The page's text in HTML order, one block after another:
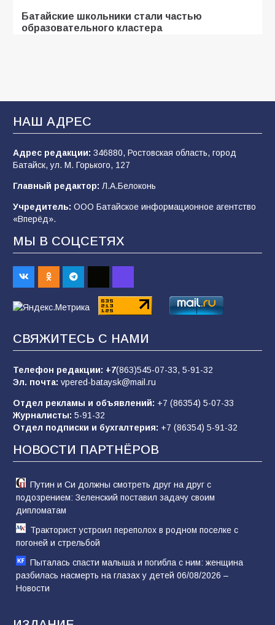
Батайские школьники стали частью
образовательного кластера
«Мобилизация или набор?» Что на самом
деле происходит в армии России в августе
2026 года
«Пургу нести — не поля переходить»: почему
заявления о мобилизации — это
пропагандистский вброс
84 01.08.2026
заявления Киева о мобилизации — это
80 02.08.2026
В России ответили на заявления Зеленского о
новой мобилизации
74 31.07.2026
НАШ АДРЕС
Адрес редакции: 346880, Ростовская область, город
Батайск, ул. М. Горького, 127
Главный редактор: Л.А.Белоконь
Учредитель: ООО Батайское информационное агентство
«Вперёд».
МЫ В СОЦСЕТЯХ
СВЯЖИТЕСЬ С НАМИ
Телефон редакции: +7(863)545-07-33, 5-91-32
Эл. почта: vpered-bataysk@mail.ru
Отдел рекламы и объявлений: +7 (86354) 5-07-33
Журналисты: 5-91-32
Отдел подписки и бухгалтерия: +7 (86354) 5-91-32
НОВОСТИ ПАРТНЁРОВ
Путин и Си должны смотреть друг на друг с
подозрением: Зеленский поставил задачу своим
дипломатам
Тракторист устроил переполох в родном поселке с
погоней и стрельбой
Пыталась спасти малыша и погибла с ним: женщина
разбилась насмерть на глазах у детей 06/08/2026 –
Новости